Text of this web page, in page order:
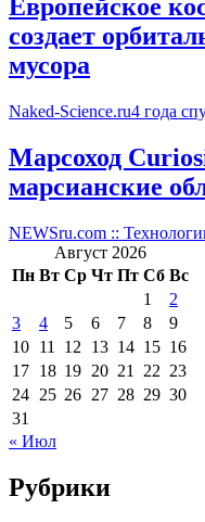
Европейское
создает
мусора
Naked-Science.ru4 года
Марсоход
марсианские
NEWSru.com ::
Август 2026
Пн Вт Ср Чт Пт Сб Вс
1
2
3
4 5 6 7 8
9
10 11 12 13 14 15 16
17 18 19 20 21 22 23
24 25 26 27 28 29 30
31
« Июл
Рубрики